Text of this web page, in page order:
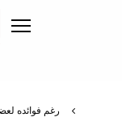
رغم فوائده